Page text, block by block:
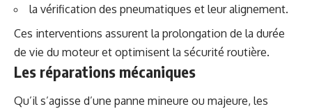
la vérification des pneumatiques et leur alignement.
Ces interventions assurent la prolongation de la durée
de vie du moteur et optimisent la sécurité routière.
Les réparations mécaniques
Qu’il s’agisse d’une panne mineure ou majeure, les